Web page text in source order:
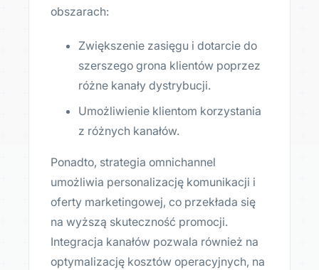
obszarach:
Zwiększenie zasięgu i dotarcie do
szerszego grona klientów poprzez
różne kanały dystrybucji.
Umożliwienie klientom korzystania
z różnych kanałów.
Ponadto, strategia omnichannel
umożliwia personalizację komunikacji i
oferty marketingowej, co przekłada się
na wyższą skuteczność promocji.
Integracja kanałów pozwala również na
optymalizację kosztów operacyjnych, na